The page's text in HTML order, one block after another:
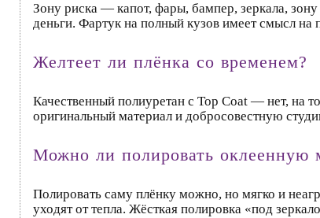
Зону риска — капот, фары, бампер, зеркала,
деньги. Фартук на полный кузов имеет смысл
Желтеет ли плёнка со временем?
Качественный полиуретан с Top Coat — нет, на
оригинальный материал и добросовестную
Можно ли полировать оклеенную
Полировать саму плёнку можно, но мягко и
уходят от тепла. Жёсткая полировка «под